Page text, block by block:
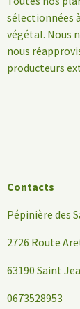
sélectionnées
végétal. Nous
nous
producteurs
Contacts
Pépinière des
2726 Route
63190 Saint
0673528953